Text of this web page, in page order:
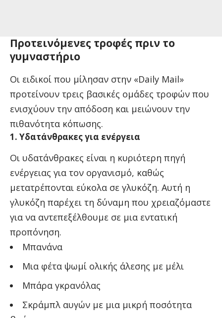
Προτεινόμενες τροφές πριν το
γυμναστήριο
Οι ειδικοί που μίλησαν στην «Daily Mail»
προτείνουν τρεις βασικές ομάδες τροφών που
ενισχύουν την απόδοση και μειώνουν την
πιθανότητα κόπωσης.
1. Υδατάνθρακες για ενέργεια
Οι υδατάνθρακες είναι η κυριότερη πηγή
ενέργειας για τον οργανισμό, καθώς
μετατρέπονται εύκολα σε γλυκόζη. Αυτή η
γλυκόζη παρέχει τη δύναμη που χρειαζόμαστε
για να αντεπεξέλθουμε σε μια εντατική
προπόνηση.
Μπανάνα
Μια φέτα ψωμί ολικής άλεσης με μέλι
Μπάρα γκρανόλας
Σκράμπλ αυγών με μια μικρή ποσότητα